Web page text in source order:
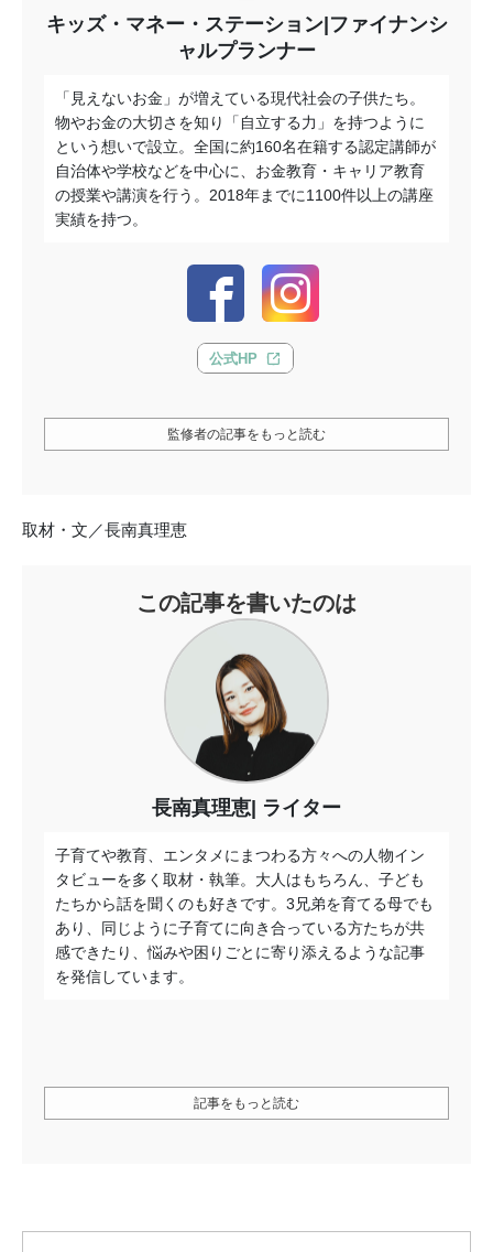
キッズ・マネー・ステーション|ファイナンシ
ャルプランナー
「見えないお金」が増えている現代社会の子供たち。
物やお金の大切さを知り「自立する力」を持つように
という想いで設立。全国に約160名在籍する認定講師が
自治体や学校などを中心に、お金教育・キャリア教育
の授業や講演を行う。2018年までに1100件以上の講座
実績を持つ。
公式HP
監修者の記事をもっと読む
取材・文／長南真理恵
この記事を書いたのは
長南真理恵 ライター
子育てや教育、エンタメにまつわる方々への人物イン
タビューを多く取材・執筆。大人はもちろん、子ども
たちから話を聞くのも好きです。3兄弟を育てる母でも
あり、同じように子育てに向き合っている方たちが共
感できたり、悩みや困りごとに寄り添えるような記事
を発信しています。
記事をもっと読む